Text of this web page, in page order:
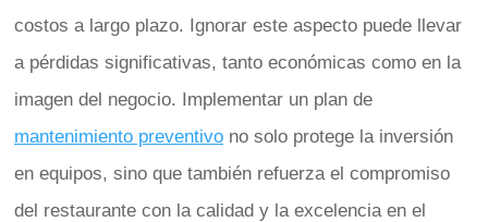
costos a largo plazo. Ignorar este aspecto puede llevar
a pérdidas significativas, tanto económicas como en la
imagen del negocio. Implementar un plan de
mantenimiento preventivo no solo protege la inversión
en equipos, sino que también refuerza el compromiso
del restaurante con la calidad y la excelencia en el